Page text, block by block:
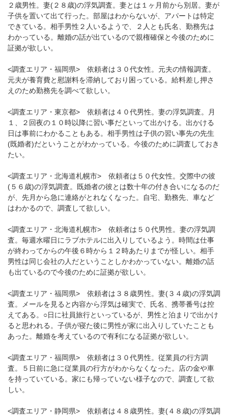
２歳男性。妻(２８歳)の浮気調査。妻とは１ヶ月前から別居。妻が
子供を置いて出て行った。部屋はわからないが、アパートは特定
できている。相手男性２人いるようで、２人とも氏名、勤務先は
わかっている。離婚の話が出ているので親権確保と今後のために
証拠が欲しい。
<調査エリア・福岡県> 依頼者は３０代女性。元夫の情報調査。
元夫が養育費と慰謝料を滞納しており困っている。給料差し押さ
えのため勤務先を調べて欲しい。
<調査エリア・東京都> 依頼者は４０代男性。妻の浮気調査。月
１、２回夜の１０時以降に習い事だといって出かける。出かける
日は事前にわかることもある。相手男性は子供の習い事先の先生
(既婚者)だということがわかっている。今後のために調査しておき
たい。
<調査エリア・北海道札幌市> 依頼者は５０代女性。交際中の彼
(５６歳)の浮気調査。既婚者の彼とは数十年の付き合いになるのだ
が、先月から急に連絡がとれなくなった。自宅、勤務先、車など
はわかるので、調査して欲しい。
<調査エリア・北海道札幌市> 依頼者は５０代男性。妻の浮気調
査。毎週水曜日にラブホテルに出入りしているよう。時間は仕事
が終わってからの午後６時から１２時あたりまでが怪しい。相手
男性は同じ会社の人だということしかわかっていない。離婚の話
も出ているので今後のために証拠が欲しい。
<調査エリア・福岡県> 依頼者は３８歳男性。妻(３４歳)の浮気調
査。メールを見ると内容から浮気は確実で、氏名、携帯番号は控
えてある。○日に社員旅行といっているが、男性と泊まりで出かけ
ると思われる。子供が寝た後に男性が家に出入りしていたことも
あった。離婚を考えているので有利になる証拠が欲しい。
<調査エリア・福岡県> 依頼者は３０代男性。従業員の行方調
査。５日前に急に従業員の行方がわからなくなった。店の金や車
を持っていている。家にも帰っていない様子なので、調査して欲
しい。
<調査エリア・静岡県> 依頼者は４８歳男性。妻(４８歳)の浮気調